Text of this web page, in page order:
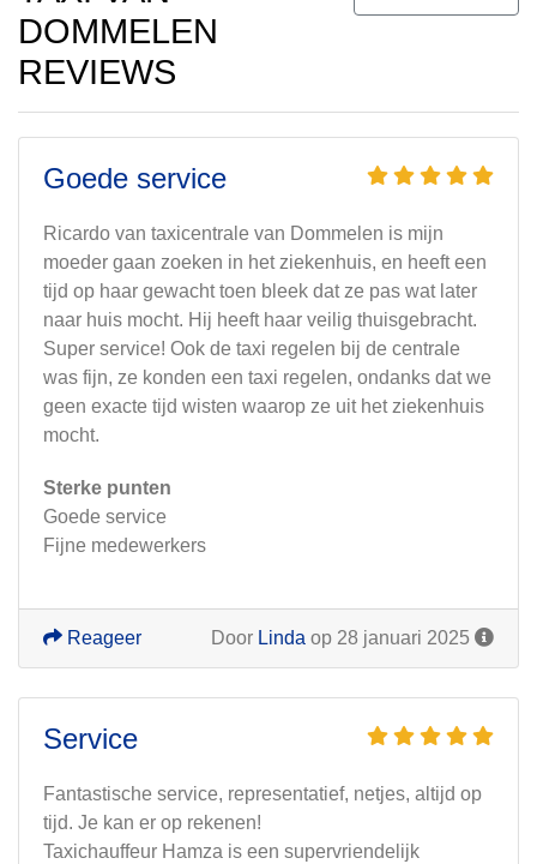
DOMMELEN
REVIEWS
Goede service
Ricardo van taxicentrale van Dommelen is mijn
moeder gaan zoeken in het ziekenhuis, en heeft een
tijd op haar gewacht toen bleek dat ze pas wat later
naar huis mocht. Hij heeft haar veilig thuisgebracht.
Super service! Ook de taxi regelen bij de centrale
was fijn, ze konden een taxi regelen, ondanks dat we
geen exacte tijd wisten waarop ze uit het ziekenhuis
mocht.
Sterke punten
Goede service
Fijne medewerkers
Door Linda op 28 januari 2025
Reageer
Service
Fantastische service, representatief, netjes, altijd op
tijd. Je kan er op rekenen!
Taxichauffeur Hamza is een supervriendelijk